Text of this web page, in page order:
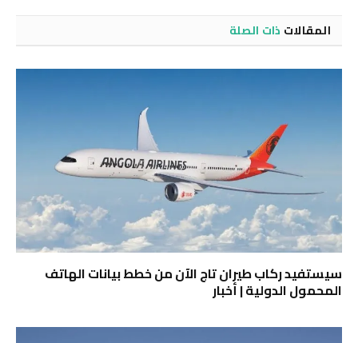
المقالات ذات الصلة
سيستفيد ركاب طيران تاج الآن من خطط بيانات الهاتف
المحمول الدولية | أخبار